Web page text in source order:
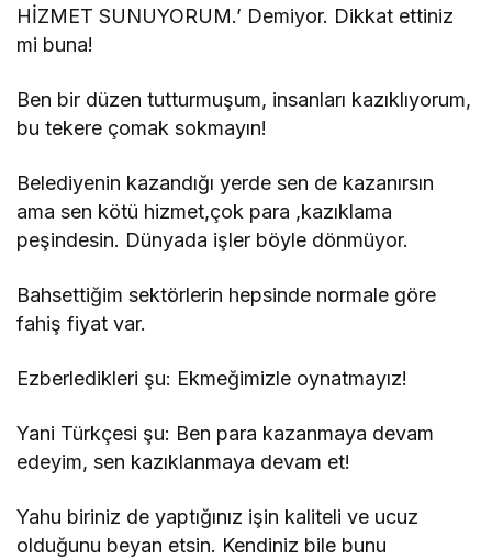
HİZMET SUNUYORUM.’ Demiyor. Dikkat ettiniz
mi buna!
Ben bir düzen tutturmuşum, insanları kazıklıyorum,
bu tekere çomak sokmayın!
Belediyenin kazandığı yerde sen de kazanırsın
ama sen kötü hizmet,çok para ,kazıklama
peşindesin. Dünyada işler böyle dönmüyor.
Bahsettiğim sektörlerin hepsinde normale göre
fahiş fiyat var.
Ezberledikleri şu: Ekmeğimizle oynatmayız!
Yani Türkçesi şu: Ben para kazanmaya devam
edeyim, sen kazıklanmaya devam et!
Yahu biriniz de yaptığınız işin kaliteli ve ucuz
olduğunu beyan etsin. Kendiniz bile bunu